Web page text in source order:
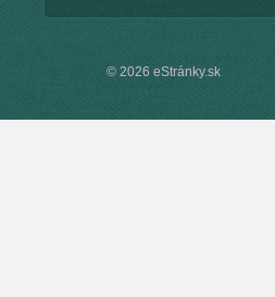
© 2026 eStránky.sk